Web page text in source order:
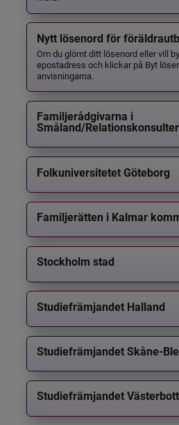
Nytt lösenord för
Om du glömt ditt lösenord eller vill
epostadress och klickar på Byt
anvisningarna.
Familjerådgivarna i
Småland/
Folkuniversitetet Göteborg
Familjerätten i Kalmar
Stockholm stad
Studiefrämjandet Halland
Studiefrämjandet Skåne-
Studiefrämjandet